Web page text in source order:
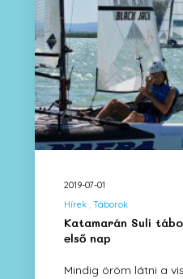
2019-07-01
Hírek
Táborok
Katamarán Suli
első nap
Mindig öröm látni a